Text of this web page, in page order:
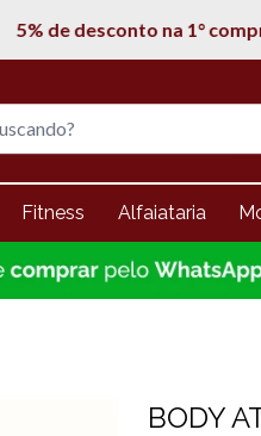
de desconto na 1° compra
Fitness Alfaiataria
BODY